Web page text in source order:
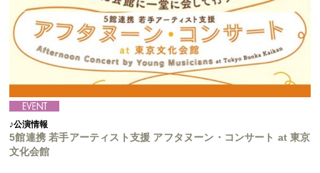
♪公演情報
5館連携 若手アーティスト支援 アフタヌーン・コンサート at 東京
文化会館